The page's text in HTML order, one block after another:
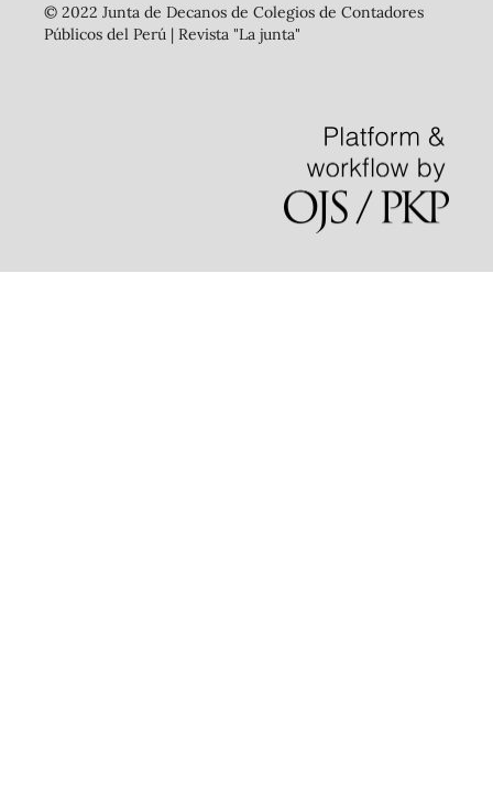
© 2022 Junta de Decanos de Colegios de Contadores
Públicos del Perú | Revista "La junta"